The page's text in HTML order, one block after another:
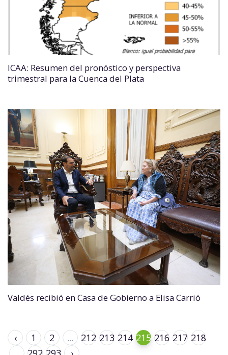
ICAA: Resumen del pronóstico y perspectiva
trimestral para la Cuenca del Plata
Valdés recibió en Casa de Gobierno a Elisa Carrió
‹ 1 2 ... 212 213 214 215 216 217 218